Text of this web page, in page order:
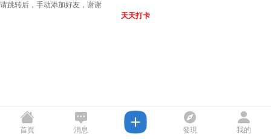
请跳转后，手动添加好友，谢谢
天天打卡
首頁 消息 發現 我的